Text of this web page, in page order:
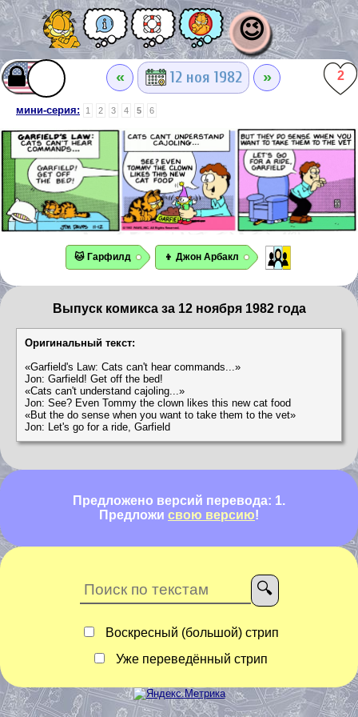
😉
« 12 ноя 1982 » 2
мини-серия: 1 2 3 4 5 6
🐱 Гарфилд 👦 Джон Арбакл
Выпуск комикса за 12 ноября 1982 года
Оригинальный текст:
«Garfield's Law: Cats can't hear commands...»
Jon: Garfield! Get off the bed!
«Cats can't understand cajoling...»
Jon: See? Even Tommy the clown likes this new cat food
«But the do sense when you want to take them to the vet»
Jon: Let's go for a ride, Garfield
Предложено версий перевода: 1.
Предложи свою версию!
Воскресный (большой) стрип
Уже переведённый стрип